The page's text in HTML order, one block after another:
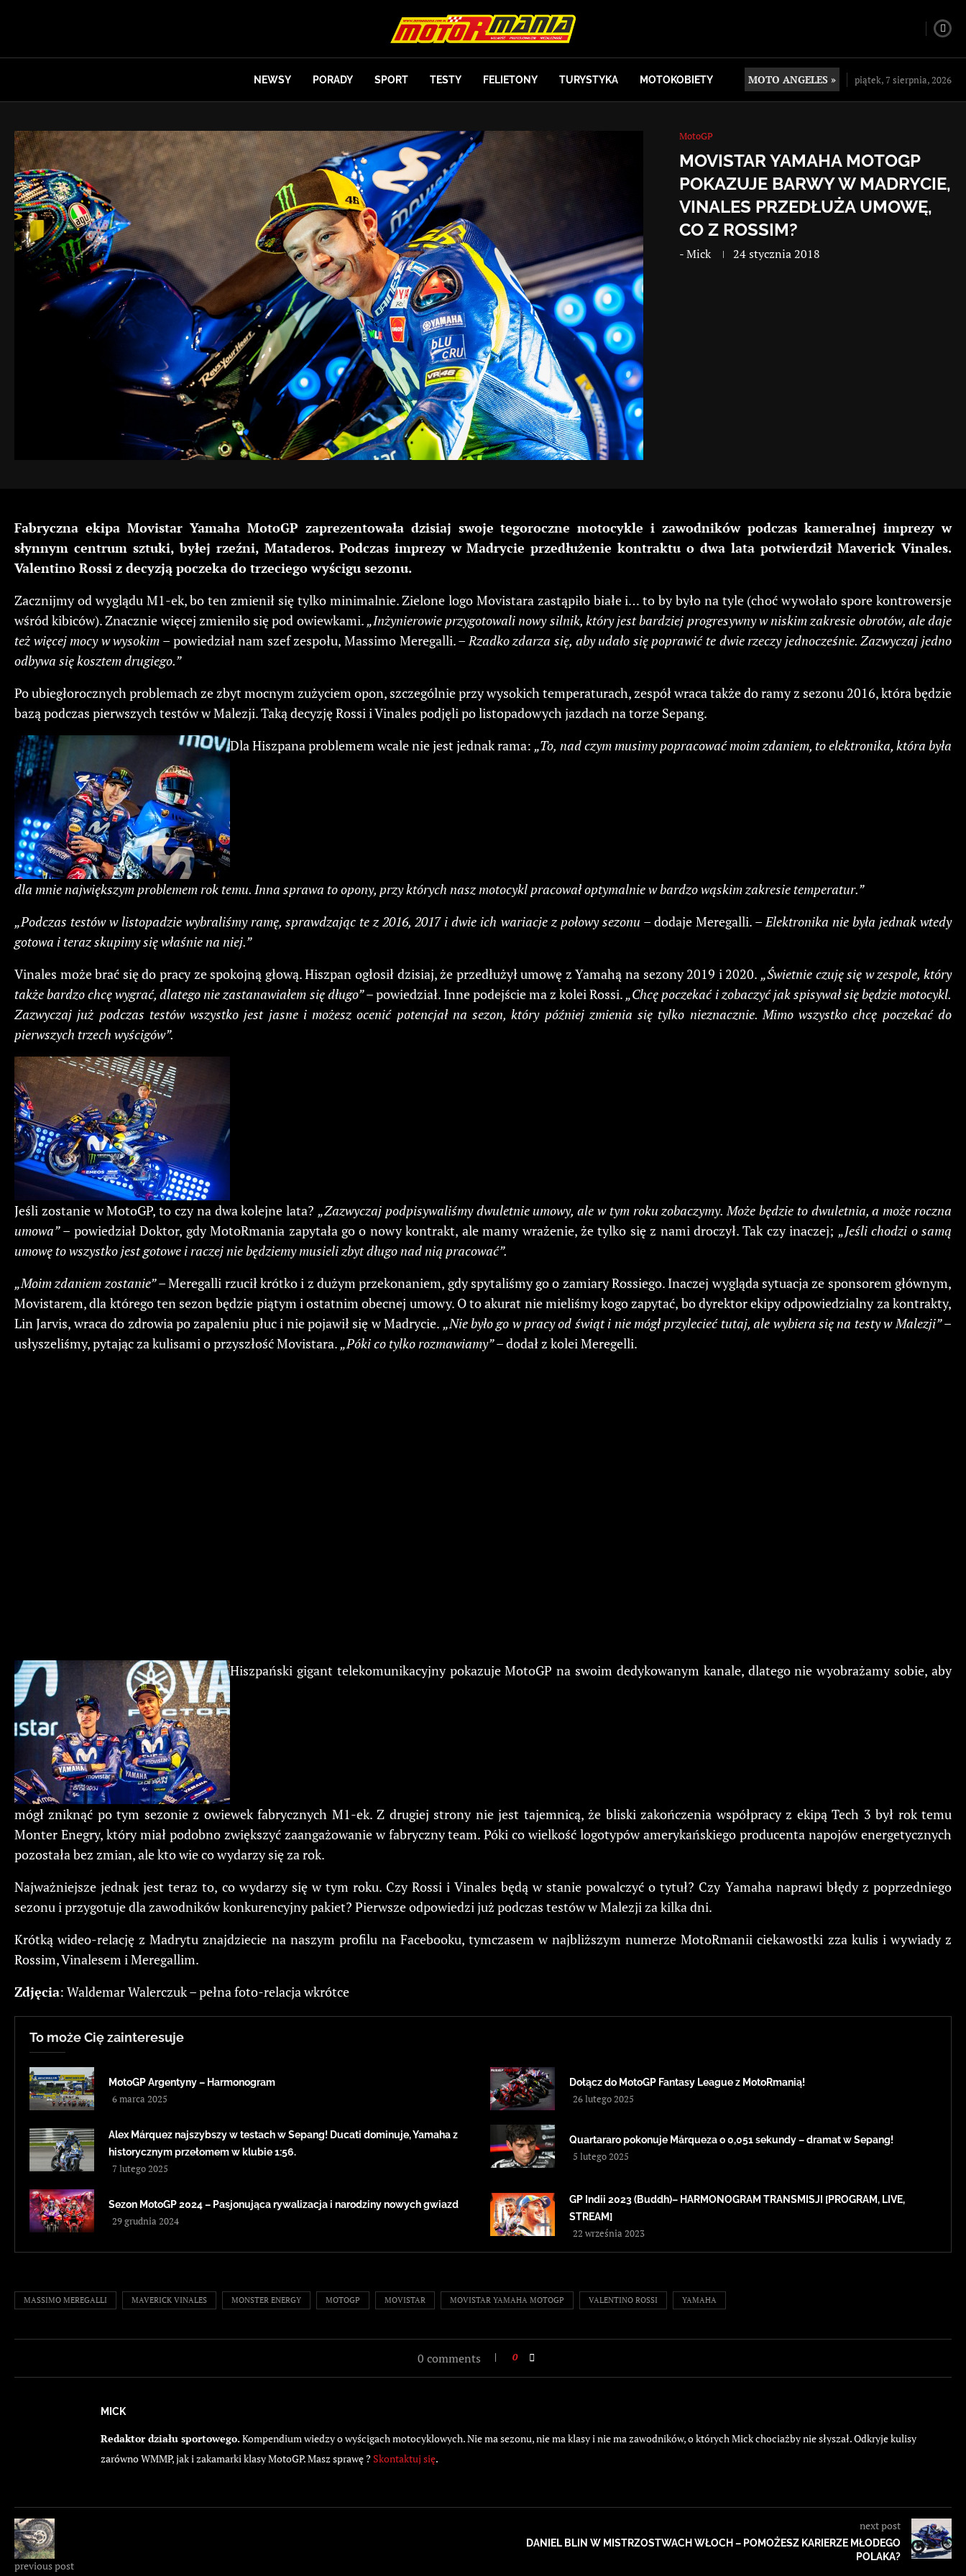
NEWSY PORADY SPORT TESTY FELIETONY TURYSTYKA MOTOKOBIETY MOTO ANGELES » piątek, 7 sierpnia, 2026
MotoGP
MOVISTAR YAMAHA MOTOGP
POKAZUJE BARWY W MADRYCIE,
VINALES PRZEDŁUŻA UMOWĘ,
CO Z ROSSIM?
-Mick 24 stycznia 2018
Fabryczna ekipa Movistar Yamaha MotoGP zaprezentowała dzisiaj swoje tegoroczne motocykle i zawodników podczas kameralnej imprezy w
słynnym centrum sztuki, byłej rzeźni, Mataderos. Podczas imprezy w Madrycie przedłużenie kontraktu o dwa lata potwierdził Maverick Vinales.
Valentino Rossi z decyzją poczeka do trzeciego wyścigu sezonu.
Zacznijmy od wyglądu M1-ek, bo ten zmienił się tylko minimalnie. Zielone logo Movistara zastąpiło białe i… to by było na tyle (choć wywołało spore kontrowersje
wśród kibiców). Znacznie więcej zmieniło się pod owiewkami.„Inżynierowie przygotowali nowy silnik, który jest bardziej progresywny w niskim zakresie obrotów, ale daje
też więcej mocy w wysokim – powiedział nam szef zespołu, Massimo Meregalli. –Rzadko zdarza się, aby udało się poprawić te dwie rzeczy jednocześnie. Zazwyczaj jedno
odbywa się kosztem drugiego.”
Po ubiegłorocznych problemach ze zbyt mocnym zużyciem opon, szczególnie przy wysokich temperaturach, zespół wraca także do ramy z sezonu 2016, która będzie
bazą podczas pierwszych testów w Malezji. Taką decyzję Rossi i Vinales podjęli po listopadowych jazdach na torze Sepang.
Dla Hiszpana problemem wcale nie jest jednak rama:„To, nad czym musimy popracować moim zdaniem, to elektronika, która była
dla mnie największym problemem rok temu. Inna sprawa to opony, przy których nasz motocykl pracował optymalnie w bardzo wąskim zakresie temperatur.”
„Podczas testów w listopadzie wybraliśmy ramę, sprawdzając te z 2016, 2017 i dwie ich wariacje z połowy sezonu – dodaje Meregalli. –Elektronika nie była jednak wtedy
gotowa i teraz skupimy się właśnie na niej.”
Vinales może brać się do pracy ze spokojną głową. Hiszpan ogłosił dzisiaj, że przedłużył umowę z Yamahą na sezony 2019 i 2020.„Świetnie czuję się w zespole, który
także bardzo chcę wygrać, dlatego nie zastanawiałem się długo”– powiedział. Inne podejście ma z kolei Rossi.„Chcę poczekać i zobaczyć jak spisywał się będzie motocykl.
Zazwyczaj już podczas testów wszystko jest jasne i możesz ocenić potencjał na sezon, który później zmienia się tylko nieznacznie. Mimo wszystko chcę poczekać do
pierwszych trzech wyścigów”.
Jeśli zostanie w MotoGP, to czy na dwa kolejne lata? „Zazwyczaj podpisywaliśmy dwuletnie umowy, ale w tym roku zobaczymy. Może będzie to dwuletnia, a może roczna
umowa”– powiedział Doktor, gdy MotoRmania zapytała go o nowy kontrakt, ale mamy wrażenie, że tylko się z nami droczył. Tak czy inaczej; „Jeśli chodzi o samą
umowę to wszystko jest gotowe i raczej nie będziemy musieli zbyt długo nad nią pracować”.
„Moim zdaniem zostanie”– Meregalli rzucił krótko i z dużym przekonaniem, gdy spytaliśmy go o zamiary Rossiego. Inaczej wygląda sytuacja ze sponsorem głównym,
Movistarem, dla którego ten sezon będzie piątym i ostatnim obecnej umowy. O to akurat nie mieliśmy kogo zapytać, bo dyrektor ekipy odpowiedzialny za kontrakty,
Lin Jarvis, wraca do zdrowia po zapaleniu płuc i nie pojawił się w Madrycie. „Nie było go w pracy od świąt i nie mógł przylecieć tutaj, ale wybiera się na testy w Malezji”–
usłyszeliśmy, pytając za kulisami o przyszłość Movistara.„Póki co tylko rozmawiamy”– dodał z kolei Meregelli.
Hiszpański gigant telekomunikacyjny pokazuje MotoGP na swoim dedykowanym kanale, dlatego nie wyobrażamy sobie, aby
mógł zniknąć po tym sezonie z owiewek fabrycznych M1-ek. Z drugiej strony nie jest tajemnicą, że bliski zakończenia współpracy z ekipą Tech 3 był rok temu
Monter Enegry, który miał podobno zwiększyć zaangażowanie w fabryczny team. Póki co wielkość logotypów amerykańskiego producenta napojów energetycznych
pozostała bez zmian, ale kto wie co wydarzy się za rok.
Najważniejsze jednak jest teraz to, co wydarzy się w tym roku. Czy Rossi i Vinales będą w stanie powalczyć o tytuł? Czy Yamaha naprawi błędy z poprzedniego
sezonu i przygotuje dla zawodników konkurencyjny pakiet? Pierwsze odpowiedzi już podczas testów w Malezji za kilka dni.
Krótką wideo-relację z Madrytu znajdziecie na naszym profilu na Facebooku, tymczasem w najbliższym numerze MotoRmanii ciekawostki zza kulis i wywiady z
Rossim, Vinalesem i Meregallim.
Zdjęcia: Waldemar Walerczuk – pełna foto-relacja wkrótce
To może Cię zainteresuje
MotoGP Argentyny – Harmonogram
6 marca 2025
Dołącz do MotoGP Fantasy League z MotoRmanią!
26 lutego 2025
Alex Márquez najszybszy w testach w Sepang! Ducati dominuje, Yamaha z
historycznym przełomem w klubie 1:56.
7 lutego 2025
Quartararo pokonuje Márqueza o 0,051 sekundy – dramat w Sepang!
5 lutego 2025
Sezon MotoGP 2024 – Pasjonująca rywalizacja i narodziny nowych gwiazd
29 grudnia 2024
GP Indii 2023 (Buddh)– HARMONOGRAM TRANSMISJI [PROGRAM, LIVE,
STREAM]
22 września 2023
MASSIMO MEREGALLI MAVERICK VINALES MONSTER ENERGY MOTOGP MOVISTAR MOVISTAR YAMAHA MOTOGP VALENTINO ROSSI YAMAHA
0 comments 0
MICK
Redaktor działu sportowego.Kompendium wiedzy o wyścigach motocyklowych. Nie ma sezonu, nie ma klasy i nie ma zawodników, o których Mick chociażby nie słyszał. Odkryje kulisy
zarówno WMMP, jak i zakamarki klasy MotoGP. Masz sprawę ? Skontaktuj się.
previous post
next post
DANIEL BLIN W MISTRZOSTWACH WŁOCH – POMOŻESZ KARIERZE MŁODEGO
POLAKA?